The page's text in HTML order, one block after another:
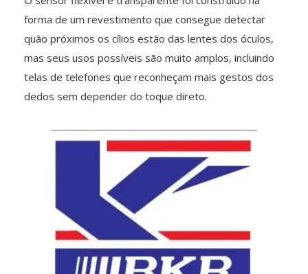
forma de um revestimento que consegue detectar
quão próximos os cílios estão das lentes dos óculos,
mas seus usos possíveis são muito amplos, incluindo
telas de telefones que reconheçam mais gestos dos
dedos sem depender do toque direto.